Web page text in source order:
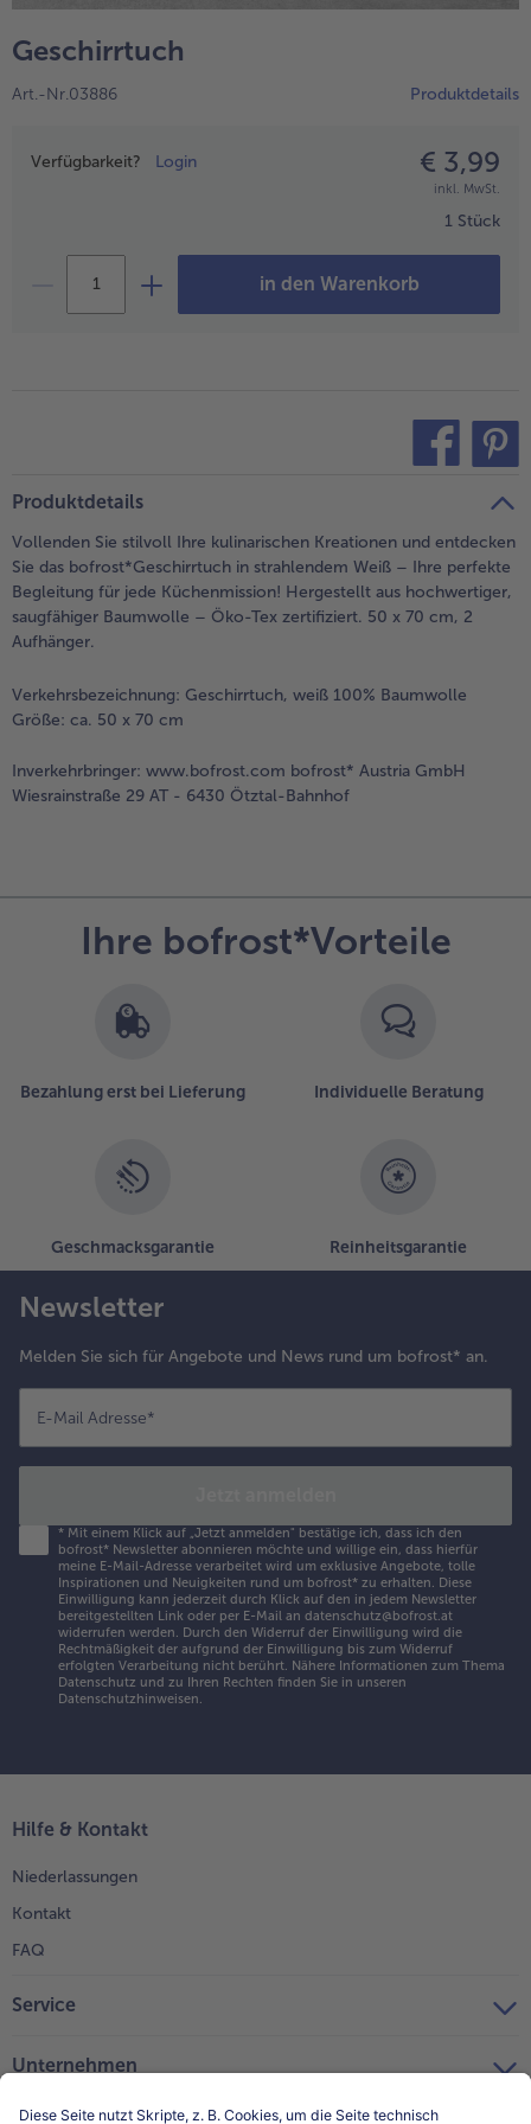
alle Obst
alle Süße Vielfalt
Confiserie & Feinkost
alle Küchenhelfer
Geschirrtuch
Art.-Nr.03886 Produktdetails
Preisangabe
Verfügbarkeit? Login € 3,99
inkl. MwSt.
1 Stück
in den Warenkorb
Produktdetails
Vollenden Sie stilvoll Ihre kulinarischen Kreationen und entdecken
Sie das bofrost*Geschirrtuch in strahlendem Weiß – Ihre perfekte
Begleitung für jede Küchenmission! Hergestellt aus hochwertiger,
saugfähiger Baumwolle – Öko-Tex zertifiziert. 50 x 70 cm, 2
Aufhänger.
Verkehrsbezeichnung: Geschirrtuch, weiß 100% Baumwolle
Größe: ca. 50 x 70 cm
Inverkehrbringer: www.bofrost.com bofrost* Austria GmbH
Wiesrainstraße 29 AT - 6430 Ötztal-Bahnhof
Ihre bofrost*Vorteile
Bezahlung erst bei Lieferung Individuelle Beratung
Geschmacksgarantie Reinheitsgarantie
Newsletter
Melden Sie sich für Angebote und News rund um bofrost* an.
E-Mail Adresse*
* Mit einem Klick auf „Jetzt anmelden" bestätige ich, dass ich den
bofrost* Newsletter abonnieren möchte und willige ein, dass hierfür
meine E-Mail-Adresse verarbeitet wird um exklusive Angebote, tolle
Inspirationen und Neuigkeiten rund um bofrost* zu erhalten. Diese
Einwilligung kann jederzeit durch Klick auf den in jedem Newsletter
bereitgestellten Link oder per E-Mail an datenschutz@bofrost.at
widerrufen werden. Durch den Widerruf der Einwilligung wird die
Rechtmäßigkeit der aufgrund der Einwilligung bis zum Widerruf
erfolgten Verarbeitung nicht berührt. Nähere Informationen zum Thema
Datenschutz und zu Ihren Rechten finden Sie in unseren
Datenschutzhinweisen.
Hilfe & Kontakt
Niederlassungen
Kontakt
FAQ
Service
Unternehmen